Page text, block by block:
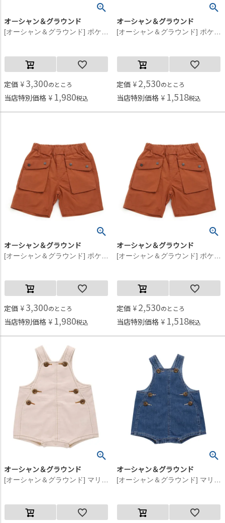
オーシャン＆グラウンド
定価 ¥ 3,300のところ
当店特別価格 ¥ 1,980税込
オーシャン＆グラウンド
定価 ¥ 2,530のところ
当店特別価格 ¥ 1,518税込
オーシャン＆グラウンド
定価 ¥ 3,300のところ
当店特別価格 ¥ 1,980税込
オーシャン＆グラウンド
定価 ¥ 2,530のところ
当店特別価格 ¥ 1,518税込
オーシャン＆グラウンド オーシャン＆グラウンド